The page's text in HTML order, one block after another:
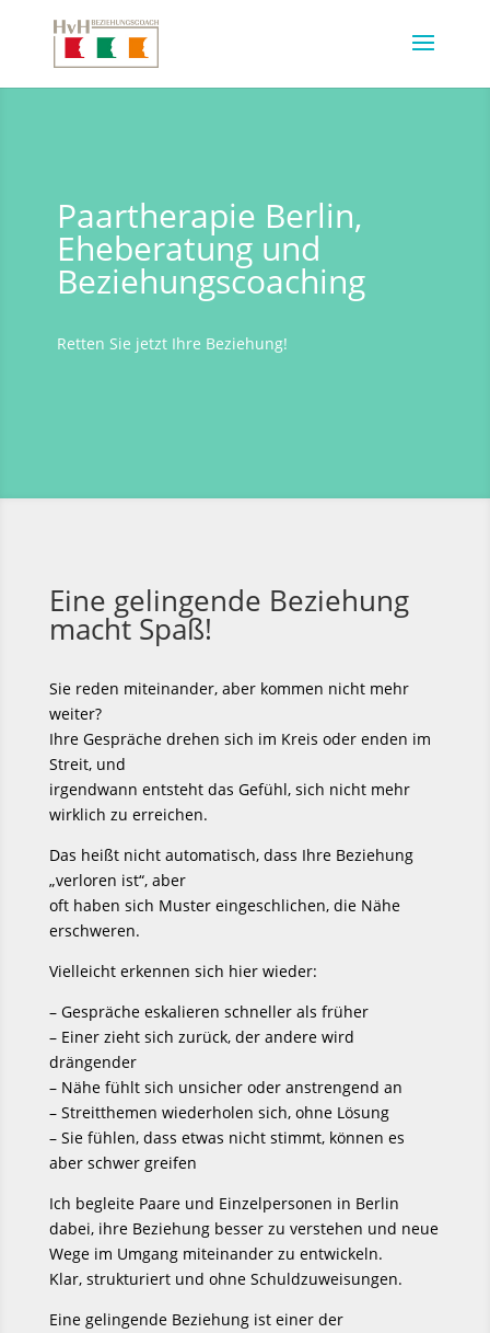
Paartherapie Berlin,
Eheberatung und
Beziehungscoaching
Retten Sie jetzt Ihre Beziehung!
Eine gelingende Beziehung
macht Spaß!
Sie reden miteinander, aber kommen nicht mehr
weiter?
Ihre Gespräche drehen sich im Kreis oder enden im
Streit, und
irgendwann entsteht das Gefühl, sich nicht mehr
wirklich zu erreichen.
Das heißt nicht automatisch, dass Ihre Beziehung
„verloren ist“, aber
oft haben sich Muster eingeschlichen, die Nähe
erschweren.
Vielleicht erkennen sich hier wieder:
– Gespräche eskalieren schneller als früher
– Einer zieht sich zurück, der andere wird
drängender
– Nähe fühlt sich unsicher oder anstrengend an
– Streitthemen wiederholen sich, ohne Lösung
– Sie fühlen, dass etwas nicht stimmt, können es
aber schwer greifen
Ich begleite Paare und Einzelpersonen in Berlin
dabei, ihre Beziehung besser zu verstehen und neue
Wege im Umgang miteinander zu entwickeln.
Klar, strukturiert und ohne Schuldzuweisungen.
Eine gelingende Beziehung ist einer der